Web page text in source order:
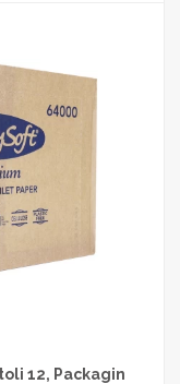
12, Packagin